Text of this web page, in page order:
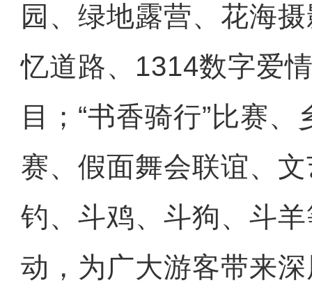
园、绿地露营、花海
忆道路、1314数字爱
目；“书香骑行”比赛
赛、假面舞会联谊、
钓、斗鸡、斗狗、斗
动，为广大游客带来